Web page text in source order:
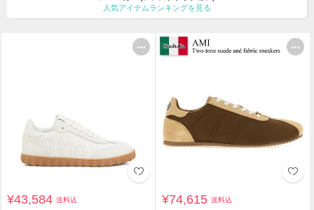
人気アイテムランキングを見る
¥43,584送料込 ¥74,615送料込